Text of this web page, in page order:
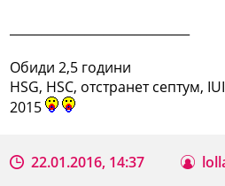
Обиди 2,5 години
HSG, HSC, отстранет септум,
2015
22.01.2016, 14:37